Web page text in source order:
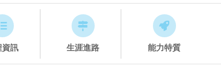
資訊 生涯進路 能力特質